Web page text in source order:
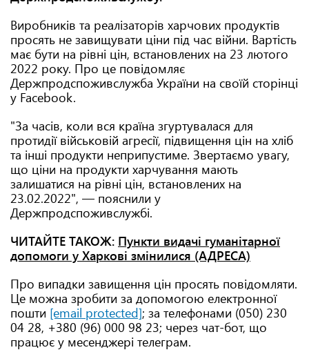
Виробників та реалізаторів харчових продуктів
просять не завищувати ціни під час війни. Вартість
має бути на рівні цін, встановлених на 23 лютого
2022 року. Про це повідомляє
Держпродспоживслужба України на своїй сторінці
у Facebook.
"За часів, коли вся країна згуртувалася для
протидії військовій агресії, підвищення цін на хліб
та інші продукти неприпустиме. Звертаємо увагу,
що ціни на продукти харчування мають
залишатися на рівні цін, встановлених на
23.02.2022", — пояснили у
Держпродспоживслужбі.
ЧИТАЙТЕ ТАКОЖ: Пункти видачі гуманітарної
допомоги у Харкові змінилися (АДРЕСА)
Про випадки завищення цін просять повідомляти.
Це можна зробити за допомогою електронної
пошти [email protected]; за телефонами (050) 230
04 28, +380 (96) 000 98 23; через чат-бот, що
працює у месенджері телеграм.